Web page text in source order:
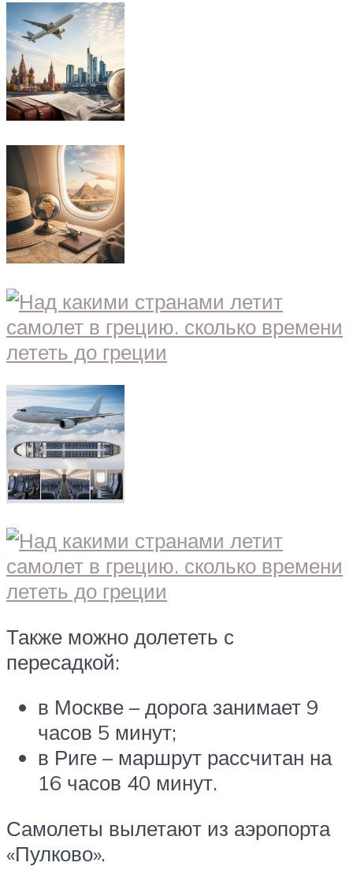
Также можно долететь с
пересадкой:
в Москве – дорога занимает 9
часов 5 минут;
в Риге – маршрут рассчитан на
16 часов 40 минут.
Самолеты вылетают из аэропорта
«Пулково».